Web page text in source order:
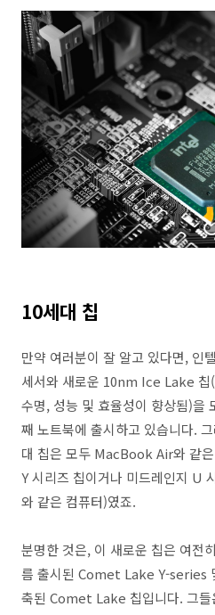
10세대 칩
만약 여러분이 잘 알고 있다면,
세서와 새로운 10nm Ice Lake 칩
수명, 성능 및 효율성이 향상됨)을
째 노트북에 출시하고 있습니다.
대 칩은 모두 MacBook Air와 같
Y 시리즈 칩이거나 미드레인지 U
와 같은 컴퓨터)였죠.
분명한 것은, 이 새로운 칩은 여전
름 출시된 Comet Lake Y-series
축된 Comet Lake 칩입니다. 그들